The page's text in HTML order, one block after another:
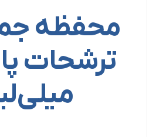
محفظه